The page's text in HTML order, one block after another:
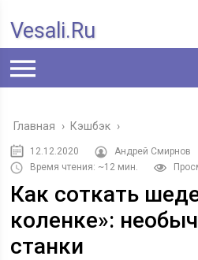
Vesali.ru
Главная › Кэшбэк ›
12.12.2020
Андрей Смирнов
Время чтения: ~12 мин.
Как соткать
коленке»:
станки